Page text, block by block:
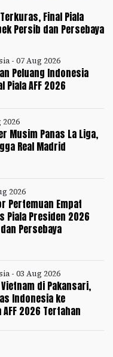
Final Piala
Persib dan Persebaya
- 07 Aug 2026
Peluang Indonesia
Piala AFF 2026
2026
Musim Panas La Liga,
Real Madrid
2026
Pertemuan Empat
Piala Presiden 2026
Persebaya
- 03 Aug 2026
di Pakansari,
Indonesia ke
2026 Tertahan